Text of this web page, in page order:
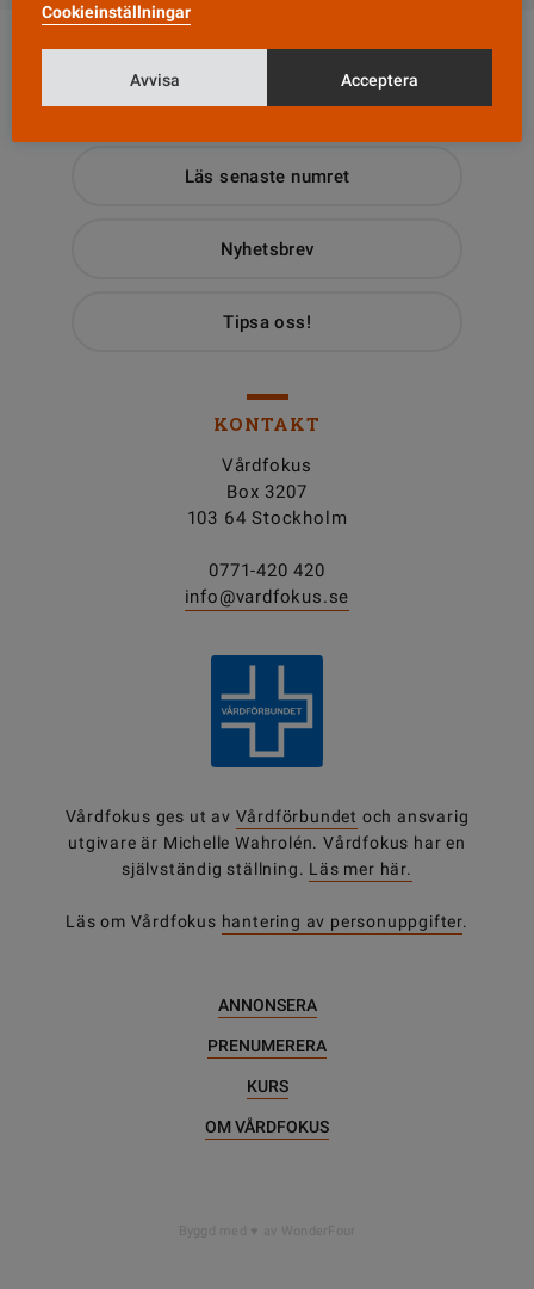
Läs senaste numret
Nyhetsbrev
Tipsa oss!
KONTAKT
Vårdfokus
Box 3207
103 64 Stockholm
0771-420 420
info@vardfokus.se
Vårdfokus ges ut av Vårdförbundet och ansvarig
utgivare är Michelle Wahrolén. Vårdfokus har en
självständig ställning. Läs mer här.
Läs om Vårdfokus hantering av personuppgifter.
ANNONSERA
PRENUMERERA
KURS
OM VÅRDFOKUS
Byggd med av WonderFour
Cookieinställningar
Avvisa Acceptera